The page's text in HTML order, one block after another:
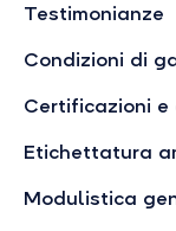
Testimonianze
Condizioni di
Certificazioni e
Etichettatura
Modulistica